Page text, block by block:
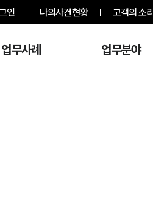
인 나의사건현황 고객의 소리
업무사례 업무분야